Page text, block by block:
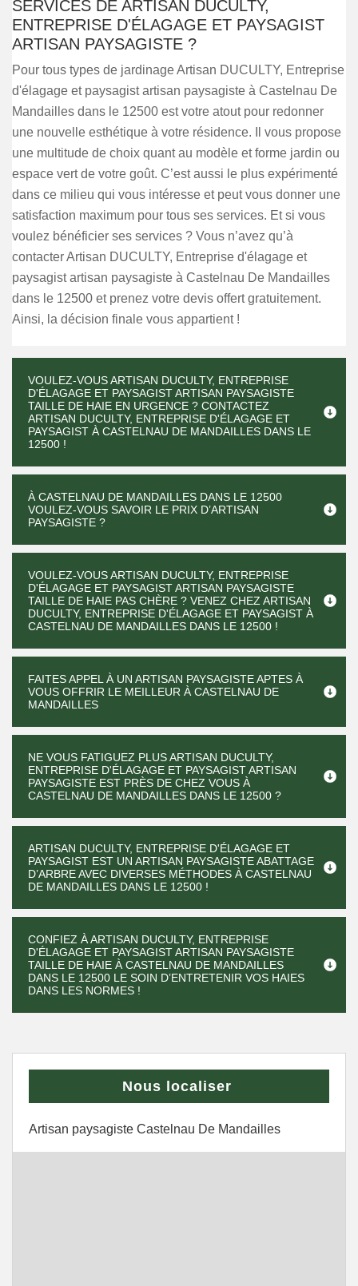
SERVICES DE ARTISAN DUCULTY,
ENTREPRISE D'ÉLAGAGE ET PAYSAGIST
ARTISAN PAYSAGISTE ?
Pour tous types de jardinage Artisan DUCULTY, Entreprise
d'élagage et paysagist artisan paysagiste à Castelnau De
Mandailles dans le 12500 est votre atout pour redonner
une nouvelle esthétique à votre résidence. Il vous propose
une multitude de choix quant au modèle et forme jardin ou
espace vert de votre goût. C’est aussi le plus expérimenté
dans ce milieu qui vous intéresse et peut vous donner une
satisfaction maximum pour tous ses services. Et si vous
voulez bénéficier ses services ? Vous n’avez qu’à
contacter Artisan DUCULTY, Entreprise d'élagage et
paysagist artisan paysagiste à Castelnau De Mandailles
dans le 12500 et prenez votre devis offert gratuitement.
Ainsi, la décision finale vous appartient !
VOULEZ-VOUS ARTISAN DUCULTY, ENTREPRISE
D'ÉLAGAGE ET PAYSAGIST ARTISAN PAYSAGISTE
TAILLE DE HAIE EN URGENCE ? CONTACTEZ
ARTISAN DUCULTY, ENTREPRISE D'ÉLAGAGE ET
PAYSAGIST À CASTELNAU DE MANDAILLES DANS LE
12500 !
À CASTELNAU DE MANDAILLES DANS LE 12500
VOULEZ-VOUS SAVOIR LE PRIX D’ARTISAN
PAYSAGISTE ?
VOULEZ-VOUS ARTISAN DUCULTY, ENTREPRISE
D'ÉLAGAGE ET PAYSAGIST ARTISAN PAYSAGISTE
TAILLE DE HAIE PAS CHÈRE ? VENEZ CHEZ ARTISAN
DUCULTY, ENTREPRISE D'ÉLAGAGE ET PAYSAGIST À
CASTELNAU DE MANDAILLES DANS LE 12500 !
FAITES APPEL À UN ARTISAN PAYSAGISTE APTES À
VOUS OFFRIR LE MEILLEUR À CASTELNAU DE
MANDAILLES
NE VOUS FATIGUEZ PLUS ARTISAN DUCULTY,
ENTREPRISE D'ÉLAGAGE ET PAYSAGIST ARTISAN
PAYSAGISTE EST PRÈS DE CHEZ VOUS À
CASTELNAU DE MANDAILLES DANS LE 12500 ?
ARTISAN DUCULTY, ENTREPRISE D'ÉLAGAGE ET
PAYSAGIST EST UN ARTISAN PAYSAGISTE ABATTAGE
D’ARBRE AVEC DIVERSES MÉTHODES À CASTELNAU
DE MANDAILLES DANS LE 12500 !
CONFIEZ À ARTISAN DUCULTY, ENTREPRISE
D'ÉLAGAGE ET PAYSAGIST ARTISAN PAYSAGISTE
TAILLE DE HAIE À CASTELNAU DE MANDAILLES
DANS LE 12500 LE SOIN D’ENTRETENIR VOS HAIES
DANS LES NORMES !
Nous localiser
Artisan paysagiste Castelnau De Mandailles